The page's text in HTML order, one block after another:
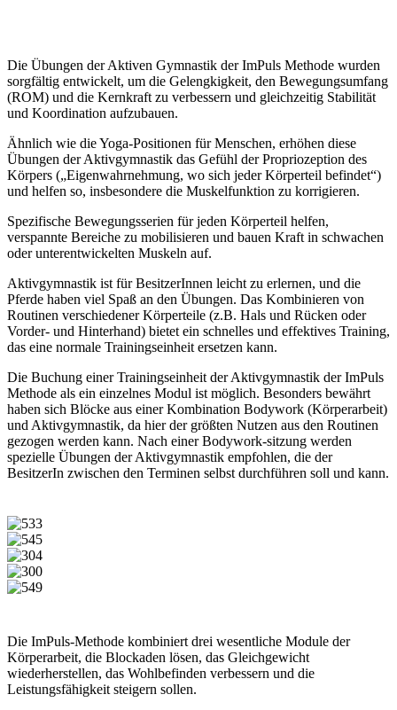
Die Übungen der Aktiven Gymnastik der ImPuls Methode wurden
sorgfältig entwickelt, um die Gelengkigkeit, den Bewegungsumfang
(ROM) und die Kernkraft zu verbessern und gleichzeitig Stabilität
und Koordination aufzubauen.
Ähnlich wie die Yoga-Positionen für Menschen, erhöhen diese
Übungen der Aktivgymnastik das Gefühl der Propriozeption des
Körpers („Eigenwahrnehmung, wo sich jeder Körperteil befindet“)
und helfen so, insbesondere die Muskelfunktion zu korrigieren.
Spezifische Bewegungsserien für jeden Körperteil helfen,
verspannte Bereiche zu mobilisieren und bauen Kraft in schwachen
oder unterentwickelten Muskeln auf.
Aktivgymnastik ist für BesitzerInnen leicht zu erlernen, und die
Pferde haben viel Spaß an den Übungen. Das Kombinieren von
Routinen verschiedener Körperteile (z.B. Hals und Rücken oder
Vorder- und Hinterhand) bietet ein schnelles und effektives Training,
das eine normale Trainingseinheit ersetzen kann.
Die Buchung einer Trainingseinheit der Aktivgymnastik der ImPuls
Methode als ein einzelnes Modul ist möglich. Besonders bewährt
haben sich Blöcke aus einer Kombination Bodywork (Körperarbeit)
und Aktivgymnastik, da hier der größten Nutzen aus den Routinen
gezogen werden kann. Nach einer Bodywork-sitzung werden
spezielle Übungen der Aktivgymnastik empfohlen, die der
BesitzerIn zwischen den Terminen selbst durchführen soll und kann.
Die ImPuls-Methode kombiniert drei wesentliche Module der
Körperarbeit, die Blockaden lösen, das Gleichgewicht
wiederherstellen, das Wohlbefinden verbessern und die
Leistungsfähigkeit steigern sollen.